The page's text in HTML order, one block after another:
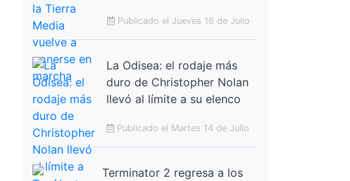
Publicado el Jueves 16 de Julio
La Odisea: el rodaje más
duro de Christopher Nolan
llevó al límite a su elenco
Publicado el Martes 14 de Julio
Terminator 2 regresa a los